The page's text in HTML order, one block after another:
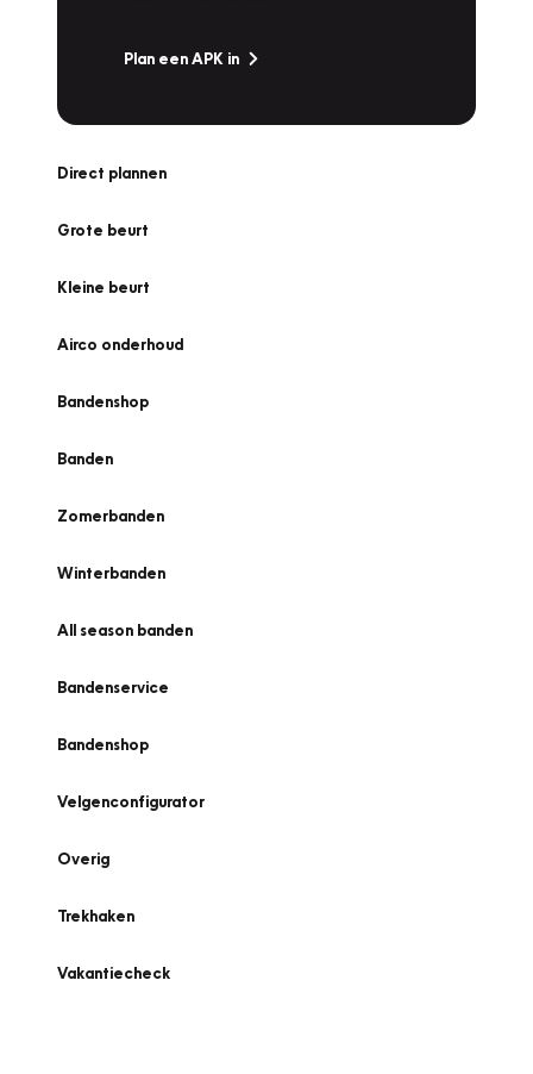
Plan een APK in
Direct plannen
Grote beurt
Kleine beurt
Airco onderhoud
Bandenshop
Banden
Zomerbanden
Winterbanden
All season banden
Bandenservice
Bandenshop
Velgenconfigurator
Overig
Trekhaken
Vakantiecheck